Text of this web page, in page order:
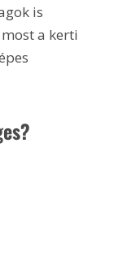
is
a kerti